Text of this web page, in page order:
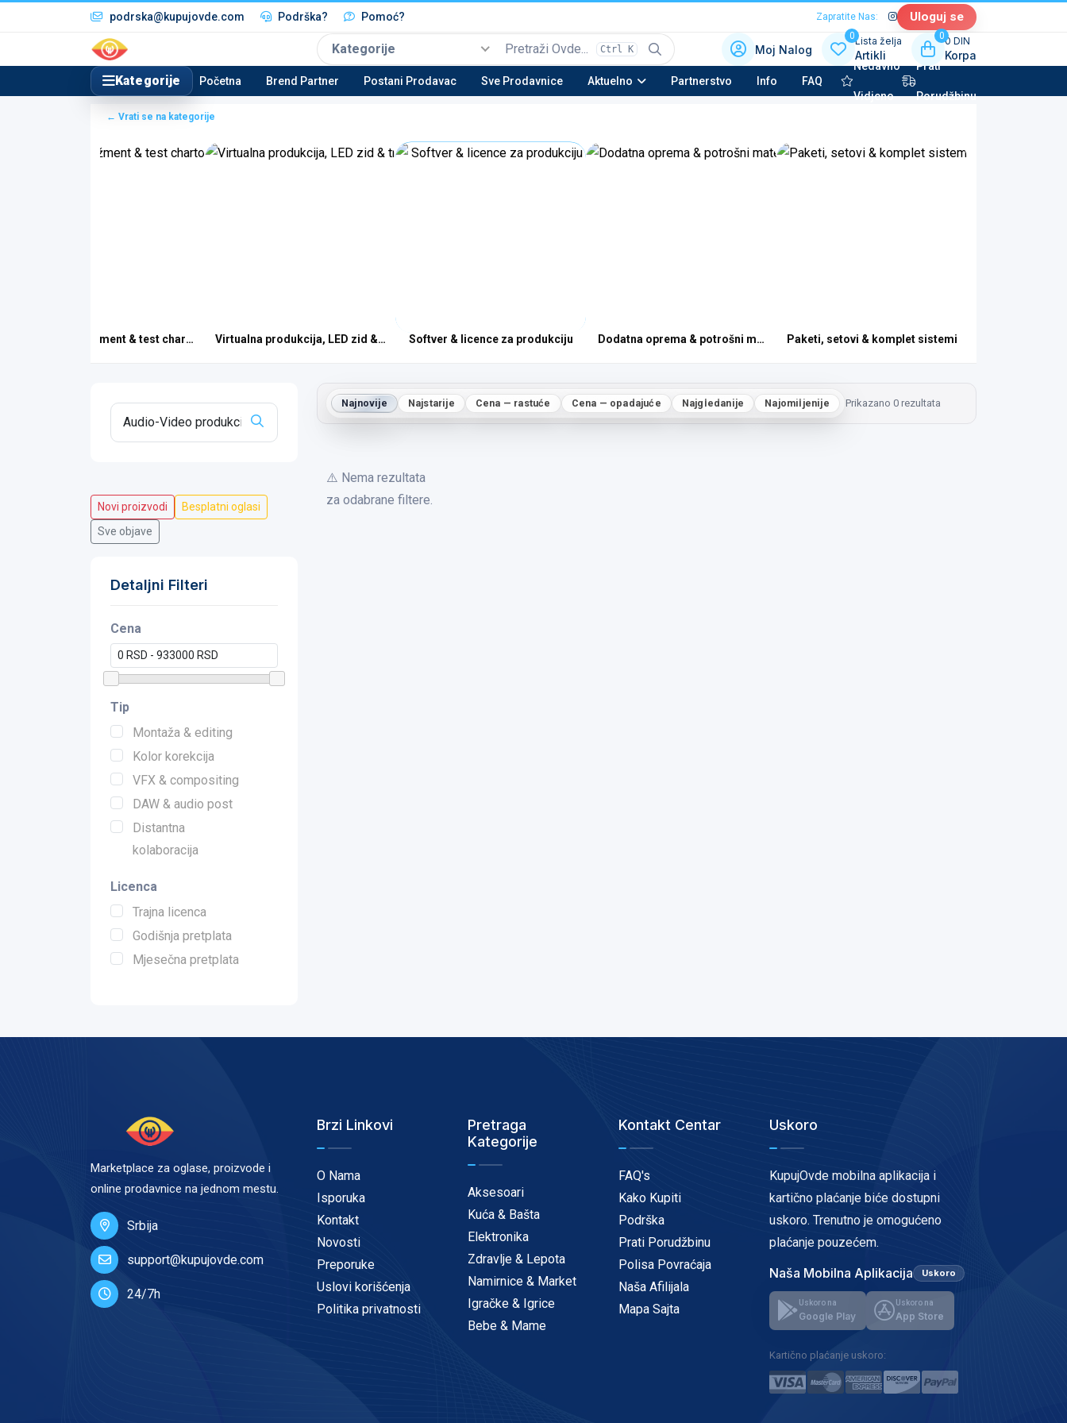
podrska@kupujovde.com Podrška? Pomoć? Zapratite Nas: Uloguj se
Kategorije
Top kategorije Izaberi kategoriju sa slikama
Ctrl K Moj Nalog
0Lista želja
Artikli
00 DIN
Korpa
Kategorije Početna Brend Partner Postani Prodavac Sve Prodavnice Aktuelno Partnerstvo Info FAQ
Nedavno
Vidjeno
Prati
Porudžbinu
← Vrati se na kategorije
Kolor menadžment & test chartovi Virtualna produkcija, LED zid & trackingSoftver & licence za produkciju Dodatna oprema & potrošni materijalPaketi, setovi & komplet sistemi
Novi proizvodi
Besplatni oglasi
Sve objave
Detaljni Filteri
Cena
Tip
Montaža & editing
Kolor korekcija
VFX & compositing
DAW & audio post
Distantna
kolaboracija
Licenca
Trajna licenca
Godišnja pretplata
Mjesečna pretplata
Najnovije Najstarije Cena — rastuće Cena — opadajuće Najgledanije Najomiljenije Prikazano 0 rezultata
⚠️ Nema rezultata
za odabrane filtere.
Marketplace za oglase, proizvode i
online prodavnice na jednom mestu.
Srbija
support@kupujovde.com
24/7h
Brzi Linkovi
O Nama
Isporuka
Kontakt
Novosti
Preporuke
Uslovi korišćenja
Politika privatnosti
Pretraga
Kategorije
Aksesoari
Kuća & Bašta
Elektronika
Zdravlje & Lepota
Namirnice & Market
Igračke & Igrice
Bebe & Mame
Kontakt Centar
FAQ's
Kako Kupiti
Podrška
Prati Porudžbinu
Polisa Povraćaja
Naša Afilijala
Mapa Sajta
Uskoro
KupujOvde mobilna aplikacija i
kartično plaćanje biće dostupni
uskoro. Trenutno je omogućeno
plaćanje pouzećem.
Naša Mobilna Aplikacija Uskoro
Uskoro na
Google Play
Uskoro na
App Store
Kartično plaćanje uskoro: